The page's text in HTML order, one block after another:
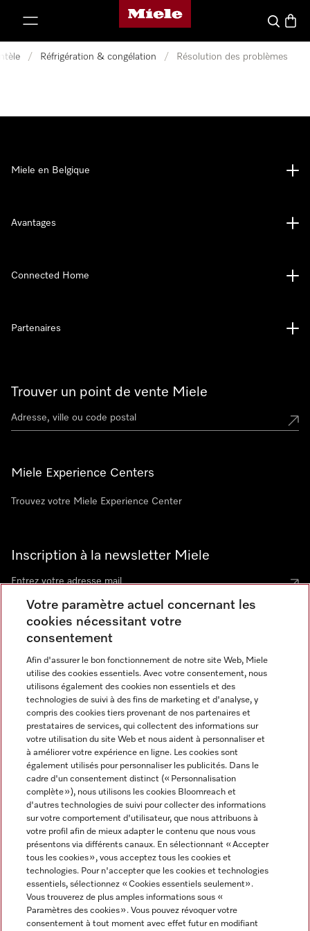
Page d'accueil de Miele
Search
/ Réfrigération & congélation / Résolution des problèmes
Trouver un point de vente Miele
Miele Experience Centers
Trouvez votre Miele Experience Center
Inscription à la newsletter Miele
Contact contact@miele-support.be
Langue
FRANÇAIS
Miele en Belgique
Avantages
Connected Home
Partenaires
Informations légales
CGV
Miele sur Facebook
Miele sur Youtube
Miele sur Instagram
Miele sur Pinterest
Votre paramètre actuel concernant les
cookies nécessitant votre
consentement
Afin d'assurer le bon fonctionnement de notre site Web, Miele
utilise des cookies essentiels. Avec votre consentement, nous
utilisons également des cookies non essentiels et des
technologies de suivi à des fins de marketing et d'analyse, y
compris des cookies tiers provenant de nos partenaires et
prestataires de services, qui collectent des informations sur
votre utilisation du site Web et nous aident à personnaliser et
à améliorer votre expérience en ligne. Les cookies sont
également utilisés pour personnaliser les publicités. Dans le
cadre d'un consentement distinct (« Personnalisation
complète »), nous utilisons les cookies Bloomreach et
d'autres technologies de suivi pour collecter des informations
sur votre comportement d'utilisateur, que nous attribuons à
votre profil afin de mieux adapter le contenu que nous vous
présentons via différents canaux. En sélectionnant « Accepter
tous les cookies », vous acceptez tous les cookies et
technologies. Pour n'accepter que les cookies et technologies
essentiels, sélectionnez « Cookies essentiels seulement».
Vous trouverez de plus amples informations sous «
Paramètres des cookies ». Vous pouvez révoquer votre
consentement à tout moment avec effet futur en modifiant